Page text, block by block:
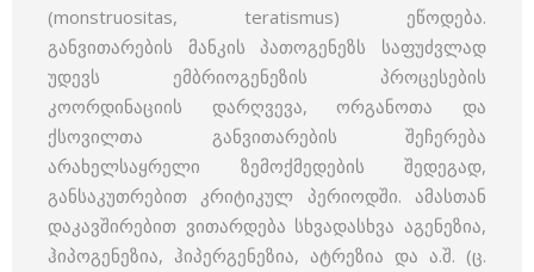
(monstruositas, teratismus) ეწოდება.
განვითარების მანკის პათოგენეზს საფუძვლად
უდევს ემბრიოგენეზის პროცესების
კოორდინაციის დარღვევა, ორგანოთა და
ქსოვილთა განვითარების შეჩერება
არახელსაყრელი ზემოქმედების შედეგად,
განსაკუთრებით კრიტიკულ პერიოდში. ამასთან
დაკავშირებით ვითარდება სხვადასხვა აგენეზია,
ჰიპოგენეზია, ჰიპერგენეზია, ატრეზია და ა.შ. (ც.